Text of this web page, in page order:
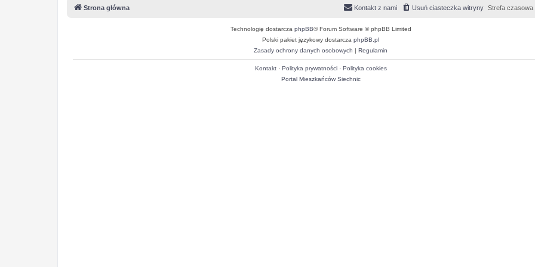
Strona główna Strefa czasowa
Usuń ciasteczka witryny
Kontakt z nami
Technologię dostarcza phpBB® Forum Software © phpBB Limited
Polski pakiet językowy dostarcza phpBB.pl
Zasady ochrony danych osobowych | Regulamin
Kontakt· Polityka prywatności· Polityka cookies
Portal Mieszkańców Siechnic